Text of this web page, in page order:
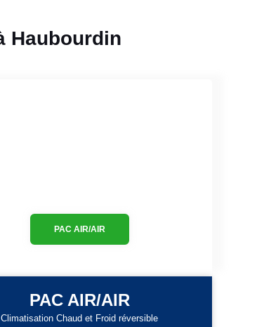
Haubourdin
PAC AIR/AIR
PAC AIR/AIR
Climatisation Chaud et Froid réversible